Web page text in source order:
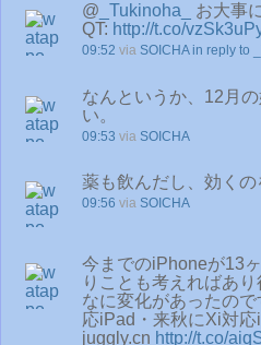
@ _Tukinoha_
お大事
QT: http://t.co/
09:52 via SOICHA in reply to
なんというか、12月
い。
09:53 via SOICHA
薬も飲んだし、効くの
09:56 via SOICHA
今までのiPhoneが13
りことも考えればあ
なに変化があったの
応iPad・来秋にXi対応
juggly.cn http://t.co/